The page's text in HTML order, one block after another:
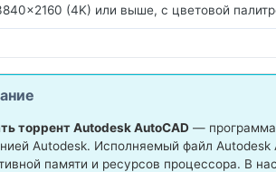
(4K) или выше, с цветовой
торрент Autodesk AutoCAD— программа
Autodesk. Исполняемый файл
памяти и ресурсов процессора. В